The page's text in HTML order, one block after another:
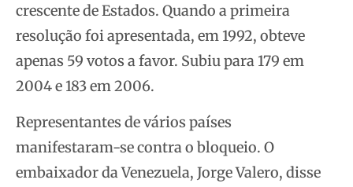
crescente de Estados. Quando a primeira
resolução foi apresentada, em 1992, obteve
apenas 59 votos a favor. Subiu para 179 em
2004 e 183 em 2006.
Representantes de vários países
manifestaram-se contra o bloqueio. O
embaixador da Venezuela, Jorge Valero, disse